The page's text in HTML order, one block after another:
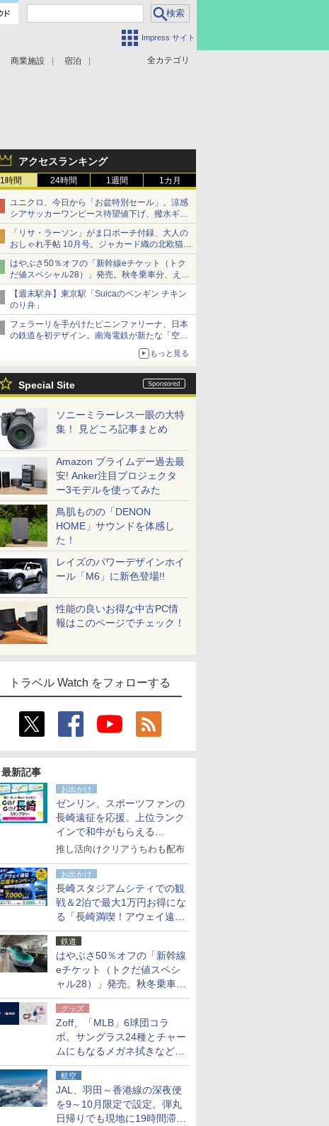
Impress サイト
全カテゴリ
商業施設 宿泊
アクセスランキング
1時間 24時間 1週間 1カ月
ユニクロ、今日から「お盆特別セール」。涼感
シアサッカーワンピース待望値下げ、撥水ギア
ショーツは1990円に
「リサ・ラーソン」がま口ポーチ付録、大人の
おしゃれ手帖 10月号。ジャカード織の北欧猫デ
ザイン
はやぶさ50％オフの「新幹線eチケット（トク
だ値スペシャル28）」発売。秋冬乗車分、えき
ねっと限定
【週末駅弁】東京駅「Suicaのペンギン チキン
のり弁」
フェラーリを手がけたピニンファリーナ、日本
の鉄道を初デザイン。南海電鉄が新たな「空港
もっと見る
Special Site
ソニーミラーレス一眼の大特
集！ 見どころ記事まとめ
Amazon プライムデー過去最
安! Anker注目プロジェクタ
ー3モデルを使ってみた
鳥肌ものの「DENON
HOME」サウンドを体感し
た！
レイズのパワーデザインホイ
ール「M6」に新色登場!!
性能の良いお得な中古PC情
報はこのページでチェック！
トラベル Watch をフォローする
最新記事
お出かけ
ゼンリン、スポーツファンの
長崎遠征を応援。上位ランク
インで和牛がもらえる
「GO！GO！長崎スタンプラ
推し活向けクリアうちわも配布
お出かけ
長崎スタジアムシティでの観
戦＆2泊で最大1万円お得にな
る「長崎満喫！アウェイ遠征
応援キャンペーン」
鉄道
はやぶさ50％オフの「新幹線
eチケット（トクだ値スペシ
ャル28）」発売。秋冬乗車
分、えきねっと限定
グッズ
Zoff、「MLB」6球団コラ
ボ。サングラス24種とチャー
ムにもなるメガネ拭きなど雑
貨24種
航空
JAL、羽田～香港線の深夜便
を9～10月限定で設定。弾丸
日帰りでも現地に19時間滞在